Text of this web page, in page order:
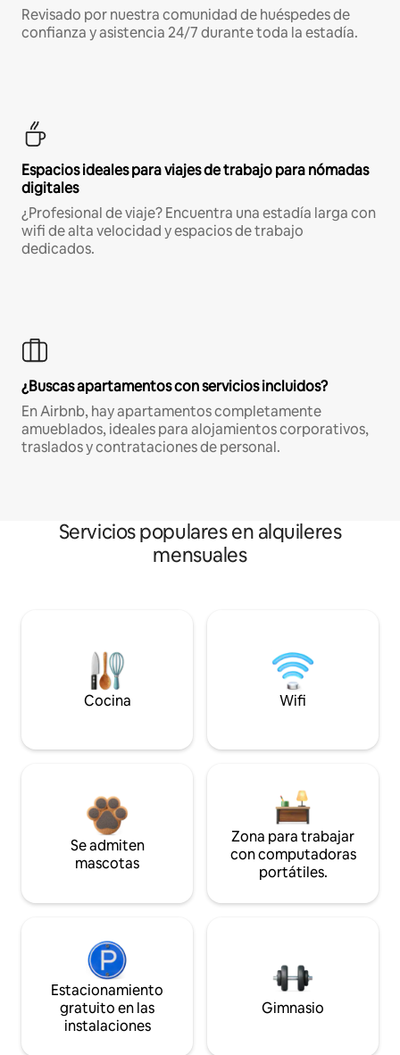
Revisado por nuestra comunidad de huéspedes de
confianza y asistencia 24/7 durante toda la estadía.
Espacios ideales para viajes de trabajo para nómadas
digitales
¿Profesional de viaje? Encuentra una estadía larga con
wifi de alta velocidad y espacios de trabajo
dedicados.
¿Buscas apartamentos con servicios incluidos?
En Airbnb, hay apartamentos completamente
amueblados, ideales para alojamientos corporativos,
traslados y contrataciones de personal.
Servicios populares en alquileres
mensuales
Cocina Wifi
Se admiten
mascotas
Zona para trabajar
con computadoras
portátiles.
Estacionamiento
gratuito en las
instalaciones
Gimnasio